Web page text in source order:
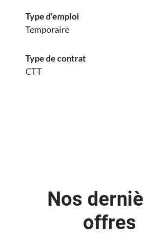
Type d'emploi
Temporaire
Type de contrat
CTT
Nos
offres